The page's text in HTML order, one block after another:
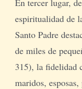
espiritualidad de
Santo Padre
de miles de
315), la fidelidad
maridos,